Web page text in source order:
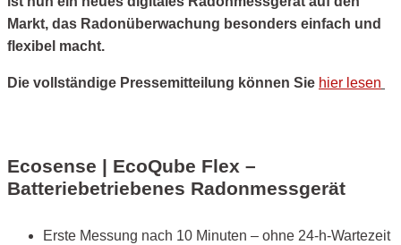
Markt, das Radonüberwachung besonders einfach und
flexibel macht.
Die vollständige Pressemitteilung können Sie hier lesen
Ecosense | EcoQube Flex –
Batteriebetriebenes Radonmessgerät
Erste Messung nach 10 Minuten – ohne 24-h-Wartezeit